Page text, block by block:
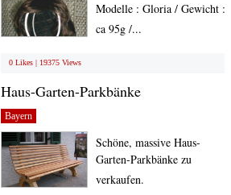
Modelle : Gloria / Gewicht :
ca 95g /...
0 Likes | 19375 Views
Haus-Garten-Parkbänke
Bayern
Schöne, massive Haus-
Garten-Parkbänke zu
verkaufen.